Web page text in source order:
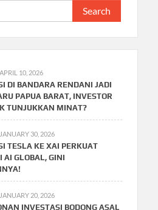
Search
for:
APRIL 10, 2026
DI BANDARA RENDANI JADI
PAPUA BARAT, INVESTOR
TUNJUKKAN MINAT?
JANUARY 30, 2026
TESLA KE XAI PERKUAT
AI GLOBAL, GINI
JANUARY 20, 2026
INVESTASI BODONG ASAL